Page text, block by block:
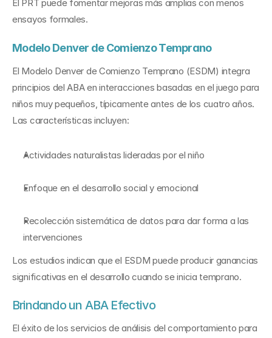
El PRT puede fomentar mejoras más amplias con menos
ensayos formales.
Modelo Denver de Comienzo Temprano
El Modelo Denver de Comienzo Temprano (ESDM) integra
principios del ABA en interacciones basadas en el juego para
niños muy pequeños, típicamente antes de los cuatro años.
Las características incluyen:
Actividades naturalistas lideradas por el niño
Enfoque en el desarrollo social y emocional
Recolección sistemática de datos para dar forma a las
intervenciones
Los estudios indican que el ESDM puede producir ganancias
significativas en el desarrollo cuando se inicia temprano.
Brindando un ABA Efectivo
El éxito de los servicios de análisis del comportamiento para